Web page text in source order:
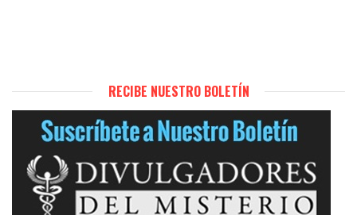
RECIBE NUESTRO BOLETÍN